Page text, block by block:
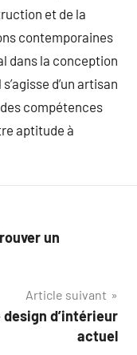
et de la
contemporaines
dans la conception
d’un artisan
compétences
aptitude à
un
Article suivant
d’intérieur
actuel